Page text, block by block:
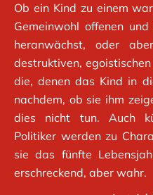
Ob ein Kind zu einem
Gemeinwohl offenen
heranwächst, oder
destruktiven,
die, denen das Kind in
nachdem, ob sie ihm
dies nicht tun. Auch
Politiker werden zu
sie das fünfte
erschreckend, aber wahr.